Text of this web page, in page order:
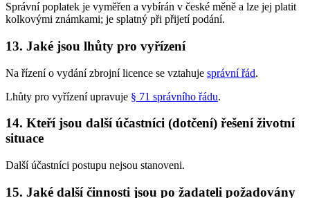
Správní poplatek je vyměřen a vybírán v české měně a lze jej platit
kolkovými známkami; je splatný při přijetí podání.
13. Jaké jsou lhůty pro vyřízení
Na řízení o vydání zbrojní licence se vztahuje správní řád.
Lhůty pro vyřízení upravuje § 71 správního řádu.
14. Kteří jsou další účastníci (dotčení) řešení životní
situace
Další účastníci postupu nejsou stanoveni.
15. Jaké další činnosti jsou po žadateli požadovány